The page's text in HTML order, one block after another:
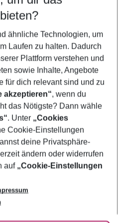
8 Nächte
anzeigen
ähnliche Technologien, um
Laufen zu halten. Dadurch
Plattform verstehen und
sowie Inhalte, Angebote
für dich relevant sind und zu
akzeptieren“, wenn du
das Nötigste? Dann wähle
. Unter „Cookies
Cookie-Einstellungen
deine Privatsphäre-
ändern oder widerrufen
auf „Cookie-Einstellungen